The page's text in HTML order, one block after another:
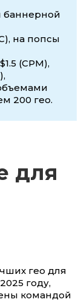
баннерной
на попсы
(CPM),
200 гео.
для
гео для
году,
командой